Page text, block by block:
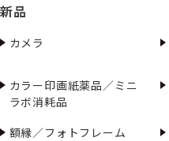
新品
カメラ
カラー印画紙薬品／ミニ
ラボ消耗品
額縁／フォトフレーム